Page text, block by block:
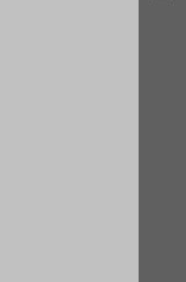
走强